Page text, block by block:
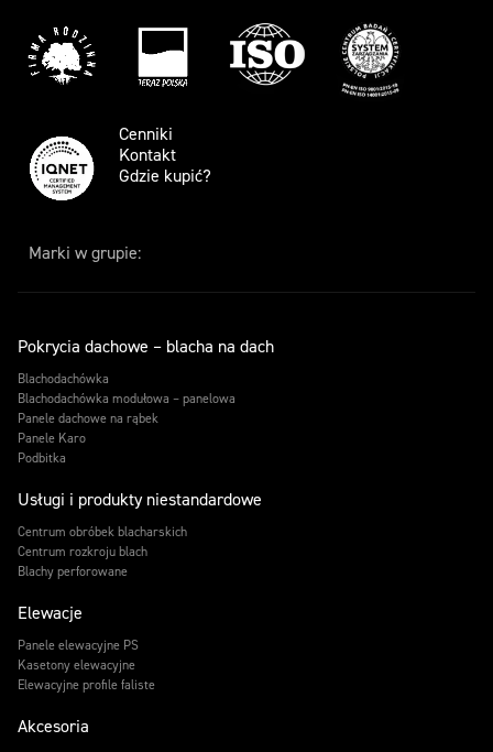
Cenniki
Kontakt
Gdzie kupić?
Marki w grupie:
Pokrycia dachowe – blacha na dach
Blachodachówka
Blachodachówka modułowa – panelowa
Panele dachowe na rąbek
Panele Karo
Podbitka
Usługi i produkty niestandardowe
Centrum obróbek blacharskich
Centrum rozkroju blach
Blachy perforowane
Elewacje
Panele elewacyjne PS
Kasetony elewacyjne
Elewacyjne profile faliste
Akcesoria